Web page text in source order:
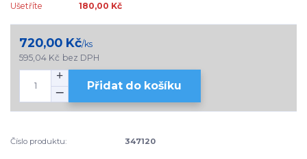
Ušetříte 180,00 Kč
720,00 Kč/ks
595,04 Kč bez DPH
Přidat do košíku
Číslo produktu: 347120